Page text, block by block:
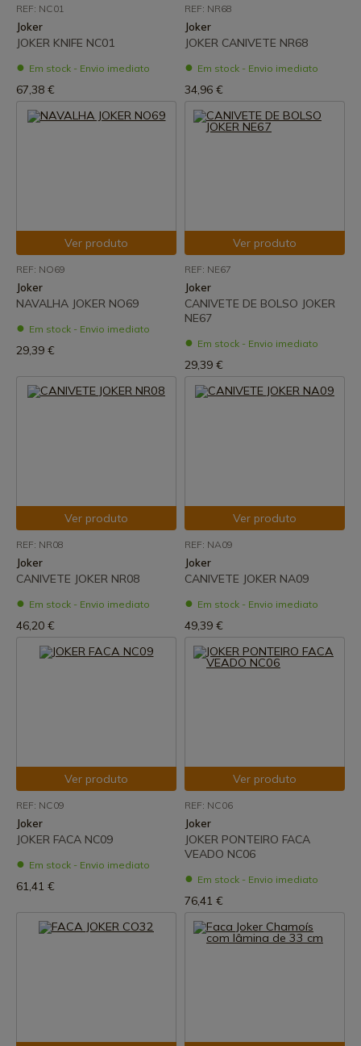
REF: NC01
Joker
JOKER KNIFE NC01
Em stock - Envio imediato
67,38 €
REF: NR68
Joker
JOKER CANIVETE NR68
Em stock - Envio imediato
34,96 €
Ver produto
REF: NO69
Joker
NAVALHA JOKER NO69
Em stock - Envio imediato
29,39 €
Ver produto
REF: NE67
Joker
CANIVETE DE BOLSO JOKER
NE67
Em stock - Envio imediato
29,39 €
Ver produto
REF: NR08
Joker
CANIVETE JOKER NR08
Em stock - Envio imediato
46,20 €
Ver produto
REF: NA09
Joker
CANIVETE JOKER NA09
Em stock - Envio imediato
49,39 €
Ver produto
REF: NC09
Joker
JOKER FACA NC09
Em stock - Envio imediato
61,41 €
Ver produto
REF: NC06
Joker
JOKER PONTEIRO FACA
VEADO NC06
Em stock - Envio imediato
76,41 €